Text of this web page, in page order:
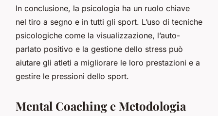
In conclusione, la psicologia ha un ruolo chiave
nel tiro a segno e in tutti gli sport. L’uso di tecniche
psicologiche come la visualizzazione, l’auto-
parlato positivo e la gestione dello stress può
aiutare gli atleti a migliorare le loro prestazioni e a
gestire le pressioni dello sport.
Mental Coaching e Metodologia